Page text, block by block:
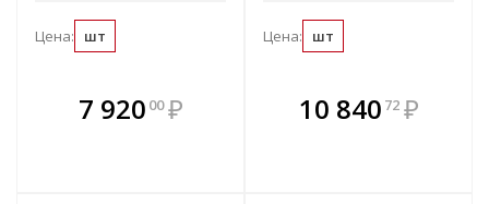
Цена: шт
7 920 00 ₽
В комплекте
всегда выгоднее!
Цена: шт
В комплекте
всегда выгоднее!
10 840 72 ₽